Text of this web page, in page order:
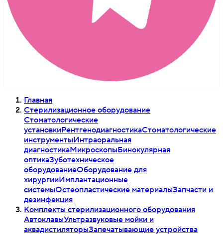
Главная
Стерилизационное оборудование
Стоматологические
установкиРентгенодиагностикаСтоматологические
инструментыИнтраоральная
диагностикаМикроскопыБинокулярная
оптикаЗуботехническое
оборудованиеОборудование для
хирургииИмплантационные
системыОстеопластические материалыЗапчасти и
дезинфекция
Комплекты стерилизационного оборудования
АвтоклавыУльтразвуковые мойки и
аквадистиляторыЗапечатывающие устройства